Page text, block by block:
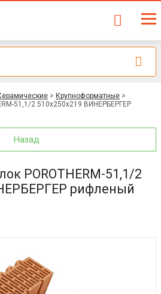
> Крупноформатные >
51,1/2 510x250x219 ВИНЕРБЕРГЕР
Назад
POROTHERM-51,1/2
рифленый